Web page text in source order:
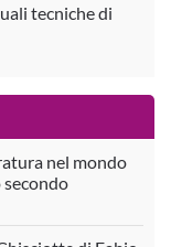
tecniche di
nel mondo